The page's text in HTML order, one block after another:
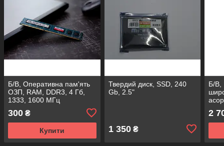
Б/В, Оперативна пам'ять
ОЗП, RAM, DDR3, 4 Гб,
1333, 1600 МГц
300 ₴
Купити
Твердий диск, SSD, 240
Gb, 2.5"
1 350₴
Б/В,
2